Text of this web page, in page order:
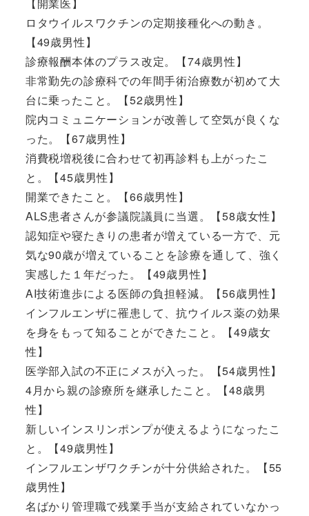
ロタウイルスワクチンの定期接種化への動き。
【49歳男性】
診療報酬本体のプラス改定。【74歳男性】
非常勤先の診療科での年間手術治療数が初めて大
台に乗ったこと。【52歳男性】
院内コミュニケーションが改善して空気が良くな
った。【67歳男性】
消費税増税後に合わせて初再診料も上がったこ
と。【45歳男性】
開業できたこと。【66歳男性】
ALS患者さんが参議院議員に当選。【58歳女性】
認知症や寝たきりの患者が増えている一方で、元
気な90歳が増えていることを診療を通して、強く
実感した１年だった。【49歳男性】
AI技術進歩による医師の負担軽減。【56歳男性】
インフルエンザに罹患して、抗ウイルス薬の効果
を身をもって知ることができたこと。【49歳女
性】
医学部入試の不正にメスが入った。【54歳男性】
4月から親の診療所を継承したこと。【48歳男
性】
新しいインスリンポンプが使えるようになったこ
と。【49歳男性】
インフルエンザワクチンが十分供給された。【55
歳男性】
名ばかり管理職で残業手当が支給されていなかっ